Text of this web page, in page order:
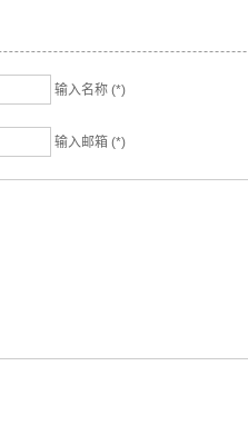
输入名称 (*)
输入邮箱 (*)